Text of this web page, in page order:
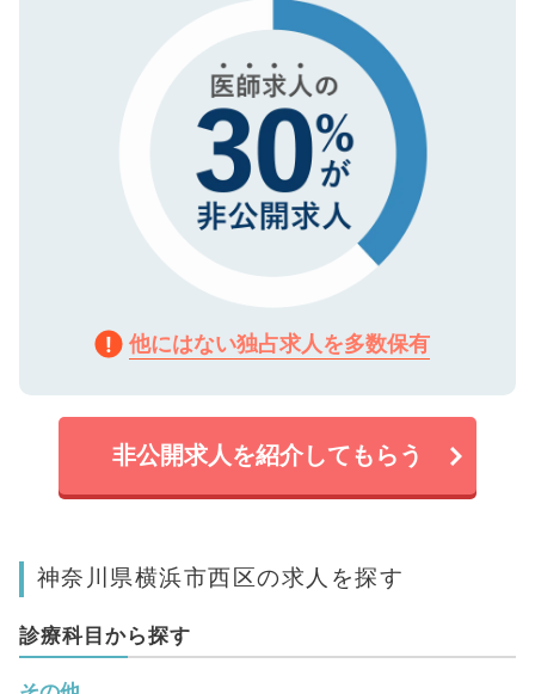
で、機密保持に関してもご安心ください。
他にはない独占求人を多数保有
非公開求人を紹介してもらう
神奈川県横浜市西区の求人を探す
診療科目から探す